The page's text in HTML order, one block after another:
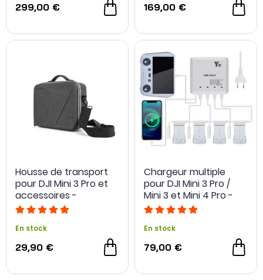
299,00 € 169,00 €
Housse de transport
pour DJI Mini 3 Pro et
accessoires -
Sunnylife
En stock
29,90 €
Chargeur multiple
pour DJI Mini 3 Pro /
Mini 3 et Mini 4 Pro -
Parbeson
En stock
79,00 €